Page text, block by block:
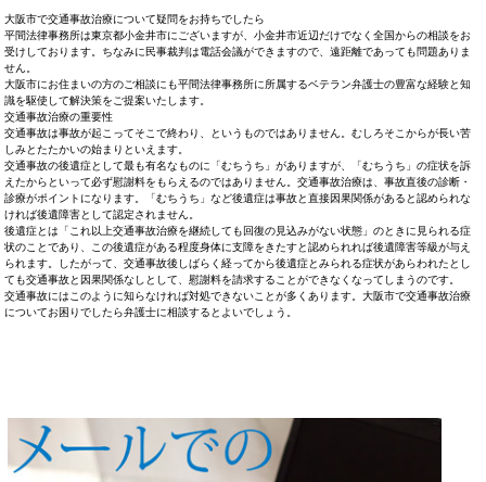
大阪市で交通事故治療について疑問をお持ちでしたら
平間法律事務所は東京都小金井市にございますが、小金井市近辺だけでなく全国からの相談をお
受けしております。ちなみに民事裁判は電話会議ができますので、遠距離であっても問題ありま
せん。
大阪市にお住まいの方のご相談にも平間法律事務所に所属するベテラン弁護士の豊富な経験と知
識を駆使して解決策をご提案いたします。
交通事故治療の重要性
交通事故は事故が起こってそこで終わり、というものではありません。むしろそこからが長い苦
しみとたたかいの始まりといえます。
交通事故の後遺症として最も有名なものに「むちうち」がありますが、「むちうち」の症状を訴
えたからといって必ず慰謝料をもらえるのではありません。交通事故治療は、事故直後の診断・
診療がポイントになります。「むちうち」など後遺症は事故と直接因果関係があると認められな
ければ後遺障害として認定されません。
後遺症とは「これ以上交通事故治療を継続しても回復の見込みがない状態」のときに見られる症
状のことであり、この後遺症がある程度身体に支障をきたすと認められれば後遺障害等級が与え
られます。したがって、交通事故後しばらく経ってから後遺症とみられる症状があらわれたとし
ても交通事故と因果関係なしとして、慰謝料を請求することができなくなってしまうのです。
交通事故にはこのように知らなければ対処できないことが多くあります。大阪市で交通事故治療
についてお困りでしたら弁護士に相談するとよいでしょう。